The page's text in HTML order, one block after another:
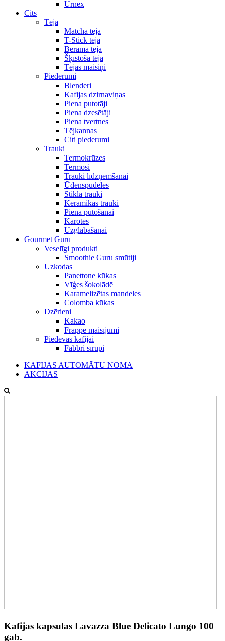
Urnex
Cits
Tēja
Matcha tēja
T-Stick tēja
Beramā tēja
Šķīstošā tēja
Tējas maisiņi
Piederumi
Blenderi
Kafijas dzirnaviņas
Piena putotāji
Piena dzesētāji
Piena tvertnes
Tējkannas
Citi piederumi
Trauki
Termokrūzes
Termosi
Trauki līdzņemšanai
Ūdenspudeles
Stikla trauki
Keramikas trauki
Piena putošanai
Karotes
Uzglabāšanai
Gourmet Guru
Veselīgi produkti
Smoothie Guru smūtiji
Uzkodas
Panettone kūkas
Vīģes šokolādē
Karamelizētas mandeles
Colomba kūkas
Dzērieni
Kakao
Frappe maisījumi
Piedevas kafijai
Fabbri sīrupi
KAFIJAS AUTOMĀTU NOMA
AKCIJAS
Kafijas kapsulas Lavazza Blue Delicato Lungo 100
gab.